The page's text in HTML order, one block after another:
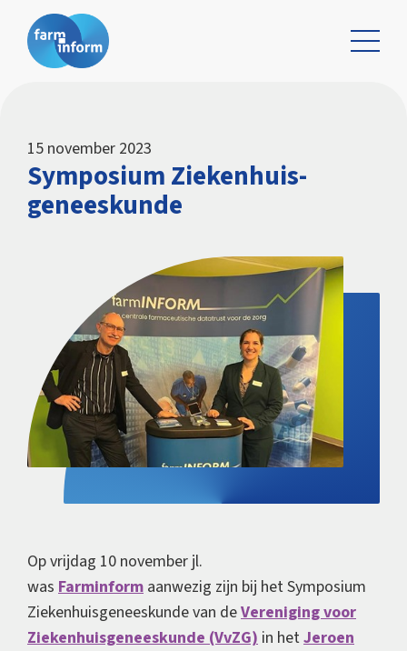
15 november 2023
Symposium Ziekenhuis­
geneeskunde
Op vrijdag 10 november jl.
was Farminform aanwezig zijn bij het Symposium
Ziekenhuisgeneeskunde van deVereniging voor
Ziekenhuisgeneeskunde (VvZG) in hetJeroen